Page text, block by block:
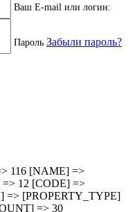
[TYPE] =>
=> Характеристики
( [NAME] =>
Array ( [NAME] =>
116 [NAME] =>
12 [CODE] =>
[PROPERTY_TYPE]
=> 30
Ваш E-mail или логин:
Пароль Забыли пароль?